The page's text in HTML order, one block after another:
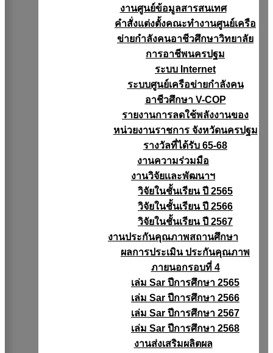
งานศูนย์ข้อมูลสารสนเทศ
คำสั่งแต่งตั้งคณะทำงานศูนย์เครือ
ข่ายกำลังคนอาชีวศึกษาวิทยาลัย
การอาชีพนครปฐม
ระบบ Internet
ระบบศูนย์เครือข่ายกำลังคน
อาชีวศึกษา V-COP
รายงานการลดใช้พลังงานของ
หน่วยงานราชการ จังหวัดนครปฐม
รางวัลที่ได้รับ 65-68
งานความร่วมมือ
งานวิจัยเเละพัฒนาฯ
วิจัยในชั้นเรียน ปี 2565
วิจัยในชั้นเรียน ปี 2566
วิจัยในชั้นเรียน ปี 2567
งานประกันคุณภาพสถานศึกษา
ผลการประเมิน ประกันคุณภาพ
ภายนอกรอบที่ 4
เล่ม Sar ปีการศึกษา 2565
เล่ม Sar ปีการศึกษา 2566
เล่ม Sar ปีการศึกษา 2567
เล่ม Sar ปีการศึกษา 2568
งานส่งเสริมผลิตผล